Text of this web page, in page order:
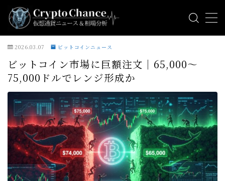
MENU
ビットコインニュース
アルトコインニュース
ミームコインニュース
相場分析
2026.03.07 ビットコインニュース
ビットコイン市場に巨額注文｜65,000〜
75,000ドルでレンジ形成か